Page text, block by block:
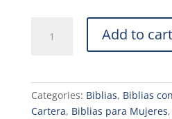
tamaño
puntos
Add to cart
Categories: Biblias, Biblias
Cartera, Biblias para Mujeres,